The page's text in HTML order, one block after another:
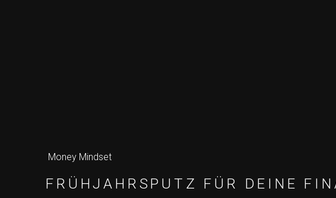
Money Mindset
FRÜHJAHRSPUTZ FÜR DEINE